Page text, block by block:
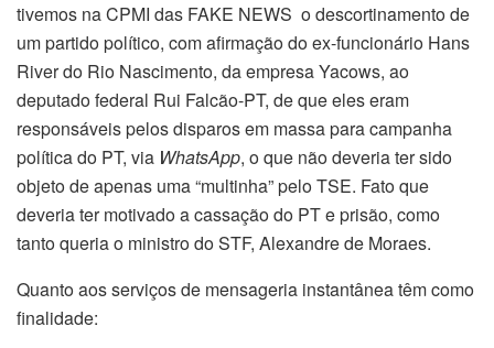
tivemos na CPMI das FAKE NEWS o descortinamento de
um partido político, com afirmação do ex-funcionário Hans
River do Rio Nascimento, da empresa Yacows, ao
deputado federal Rui Falcão-PT, de que eles eram
responsáveis pelos disparos em massa para campanha
política do PT, via WhatsApp, o que não deveria ter sido
objeto de apenas uma “multinha” pelo TSE. Fato que
deveria ter motivado a cassação do PT e prisão, como
tanto queria o ministro do STF, Alexandre de Moraes.
Quanto aos serviços de mensageria instantânea têm como
finalidade: